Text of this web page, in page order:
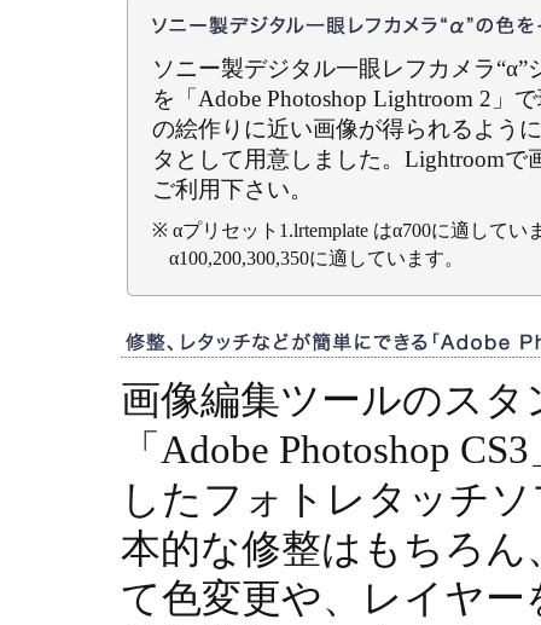
ソニー製デジタル一眼レフカメラ
を「Adobe Photoshop Lightroom 2」
の絵作りに近い画像が得られるよう
タとして用意しました。Lightroom
ご利用下さい。
※ αプリセット1.lrtemplate はα700に適してい
α100,200,300,350に適しています。
画像編集ツールのスタ
「Adobe Photoshop
したフォトレタッチ
本的な修整はもちろん
て色変更や、レイヤー